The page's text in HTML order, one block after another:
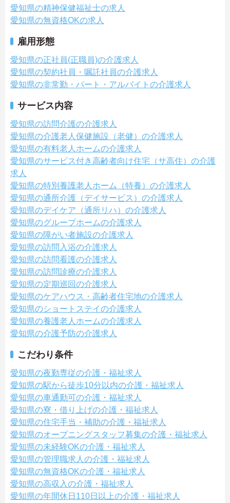
愛知県の精神保健福祉士の求人
愛知県の無資格OKの求人
雇用形態
愛知県の正社員(正職員)の介護求人
愛知県の契約社員・嘱託社員の介護求人
愛知県の非常勤・パート・アルバイトの介護求人
サービス内容
愛知県の訪問介護の介護求人
愛知県の介護老人保健施設（老健）の介護求人
愛知県の有料老人ホームの介護求人
愛知県のサービス付き高齢者向け住宅（サ高住）の介護
求人
愛知県の特別養護老人ホーム（特養）の介護求人
愛知県の通所介護（デイサービス）の介護求人
愛知県のデイケア（通所リハ）の介護求人
愛知県のグループホームの介護求人
愛知県の障がい者施設の介護求人
愛知県の訪問入浴の介護求人
愛知県の訪問看護の介護求人
愛知県の訪問診療の介護求人
愛知県の定期巡回の介護求人
愛知県のケアハウス・高齢者住宅地の介護求人
愛知県のショートステイの介護求人
愛知県の養護老人ホームの介護求人
愛知県の介護予防の介護求人
こだわり条件
愛知県の夜勤専従の介護・福祉求人
愛知県の駅から徒歩10分以内の介護・福祉求人
愛知県の車通勤可の介護・福祉求人
愛知県の寮・借り上げの介護・福祉求人
愛知県の住宅手当・補助の介護・福祉求人
愛知県のオープニングスタッフ募集の介護・福祉求人
愛知県の未経験OKの介護・福祉求人
愛知県の管理職求人の介護・福祉求人
愛知県の無資格OKの介護・福祉求人
愛知県の高収入の介護・福祉求人
愛知県の年間休日110日以上の介護・福祉求人